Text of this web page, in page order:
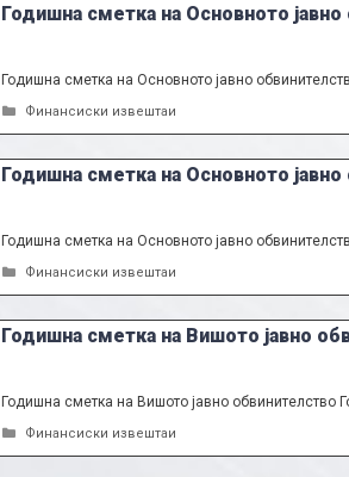
Годишна сметка на Основното
Годишна сметка на Основното јавно
Categories
Финансиски извештаи
Годишна сметка на Основното
Годишна сметка на Основното јавно
Categories
Финансиски извештаи
Годишна сметка на Вишото јавно
Годишна сметка на Вишото јавно обвинителство
Categories
Финансиски извештаи